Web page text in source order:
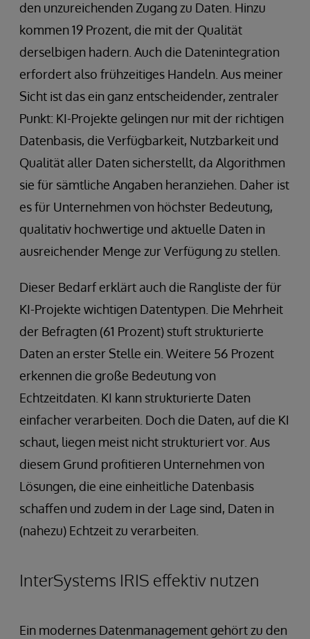
den unzureichenden Zugang zu Daten. Hinzu
kommen 19 Prozent, die mit der Qualität
derselbigen hadern. Auch die Datenintegration
erfordert also frühzeitiges Handeln. Aus meiner
Sicht ist das ein ganz entscheidender, zentraler
Punkt: KI-Projekte gelingen nur mit der richtigen
Datenbasis, die Verfügbarkeit, Nutzbarkeit und
Qualität aller Daten sicherstellt, da Algorithmen
sie für sämtliche Angaben heranziehen. Daher ist
es für Unternehmen von höchster Bedeutung,
qualitativ hochwertige und aktuelle Daten in
ausreichender Menge zur Verfügung zu stellen.
Dieser Bedarf erklärt auch die Rangliste der für
KI-Projekte wichtigen Datentypen. Die Mehrheit
der Befragten (61 Prozent) stuft strukturierte
Daten an erster Stelle ein. Weitere 56 Prozent
erkennen die große Bedeutung von
Echtzeitdaten. KI kann strukturierte Daten
einfacher verarbeiten. Doch die Daten, auf die KI
schaut, liegen meist nicht strukturiert vor. Aus
diesem Grund profitieren Unternehmen von
Lösungen, die eine einheitliche Datenbasis
schaffen und zudem in der Lage sind, Daten in
(nahezu) Echtzeit zu verarbeiten.
InterSystems IRIS effektiv nutzen
Ein modernes Datenmanagement gehört zu den